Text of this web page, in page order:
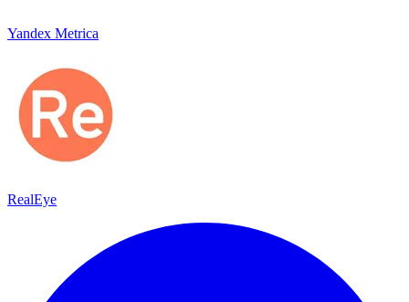
Yandex Metrica
RealEye